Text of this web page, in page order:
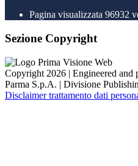
Pagina visualizzata 96932
Sezione Copyright
Copyright 2026 | Engineered and
Parma S.p.A. | Divisione
Disclaimer trattamento dati